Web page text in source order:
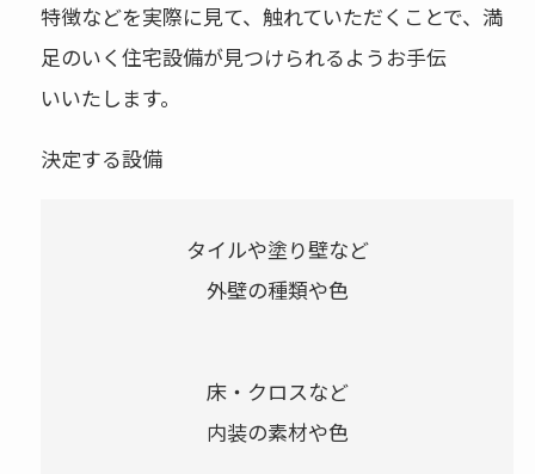
特徴などを実際に見て、触れていただくことで、満
足のいく住宅設備が見つけられるようお手伝
いいたします。
決定する設備
タイルや塗り壁など
外壁の種類や色
床・クロスなど
内装の素材や色